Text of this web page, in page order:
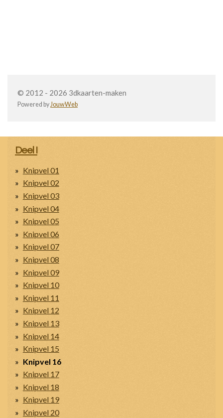
© 2012 - 2026 3dkaarten-maken
Powered by JouwWeb
Deel I
Knipvel 01
Knipvel 02
Knipvel 03
Knipvel 04
Knipvel 05
Knipvel 06
Knipvel 07
Knipvel 08
Knipvel 09
Knipvel 10
Knipvel 11
Knipvel 12
Knipvel 13
Knipvel 14
Knipvel 15
Knipvel 16
Knipvel 17
Knipvel 18
Knipvel 19
Knipvel 20